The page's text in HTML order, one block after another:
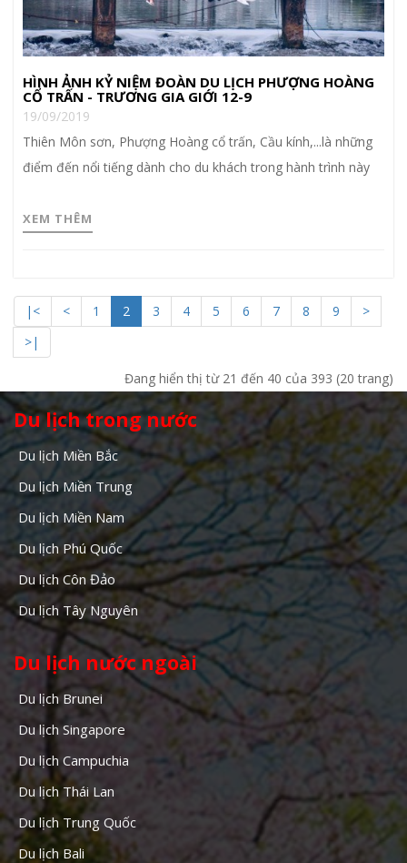
HÌNH ẢNH KỶ NIỆM ĐOÀN DU LỊCH PHƯỢNG HOÀNG
CỔ TRẤN - TRƯƠNG GIA GIỚI 12-9
19/09/2019
Thiên Môn sơn, Phượng Hoàng cổ trấn, Cầu kính,...là những
điểm đến nổi tiếng dành cho du khách trong hành trình này
XEM THÊM
|< < 1 2 3 4 5 6 7 8 9
>
>|
Đang hiển thị từ 21 đến 40 của 393 (20 trang)
Du lịch trong nước
Du lịch Miền Bắc
Du lịch Miền Trung
Du lịch Miền Nam
Du lịch Phú Quốc
Du lịch Côn Đảo
Du lịch Tây Nguyên
Du lịch nước ngoài
Du lịch Brunei
Du lịch Singapore
Du lịch Campuchia
Du lịch Thái Lan
Du lịch Trung Quốc
Du lịch Bali